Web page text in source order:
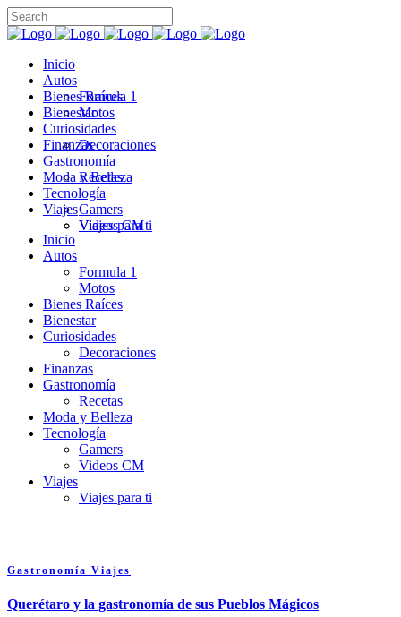
Inicio
Autos
Formula 1
Motos
Bienes Raíces
Bienestar
Curiosidades
Decoraciones
Finanzas
Gastronomía
Recetas
Moda y Belleza
Tecnología
Gamers
Videos CM
Viajes
Viajes para ti
Inicio
Autos
Formula 1
Motos
Bienes Raíces
Bienestar
Curiosidades
Decoraciones
Finanzas
Gastronomía
Recetas
Moda y Belleza
Tecnología
Gamers
Videos CM
Viajes
Viajes para ti
Gastronomía Viajes
Querétaro y la gastronomía de sus Pueblos Mágicos